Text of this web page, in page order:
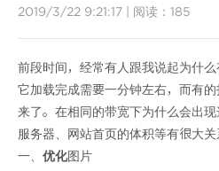
2019/3/22 9:21:17 阅读： 185
前段时间，经常有人跟我说起为什
它加载完成需要一分钟左右，而有
来了。在相同的带宽下为什么会出
服务器、网站首页的体积等有很大关
一、 优化图片